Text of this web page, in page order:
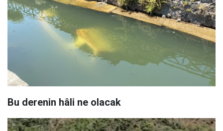
Bu derenin hâli ne olacak